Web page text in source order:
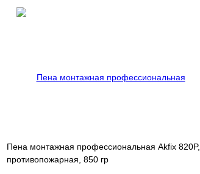
В избранное
Пена монтажная профессиональная Akfix 820P,
противопожарная, 850 гр